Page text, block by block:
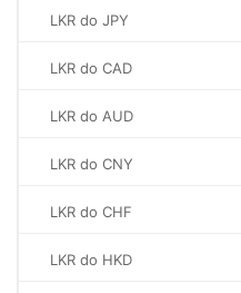
LKR do JPY
LKR do CAD
LKR do AUD
LKR do CNY
LKR do CHF
LKR do HKD